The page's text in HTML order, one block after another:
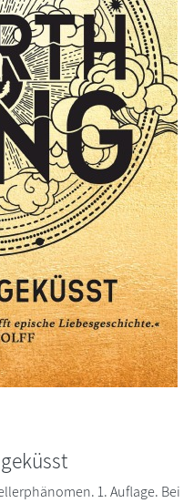
1. Auflage. Bei